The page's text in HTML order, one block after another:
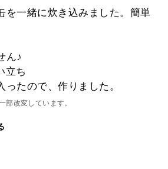
を一緒に炊き込みました。簡単
ん♪
立ち
たので、作りました。
部改変しています。